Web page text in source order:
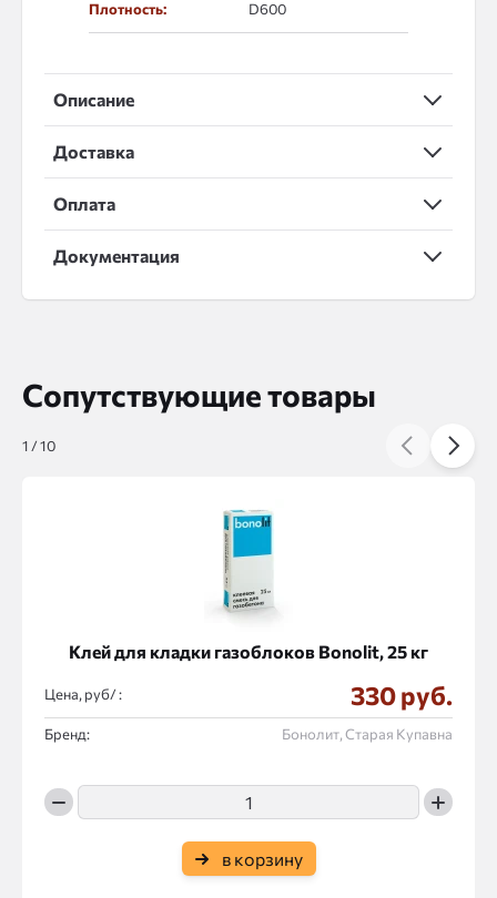
Плотность: D600
Описание
Доставка
Оплата
Документация
Сопутствующие товары
Клей для кладки газоблоков Bonolit, 25 кг
Цена, руб/ : 330 руб.
Бренд: Бонолит, Старая Купавна
в корзину
1 /10